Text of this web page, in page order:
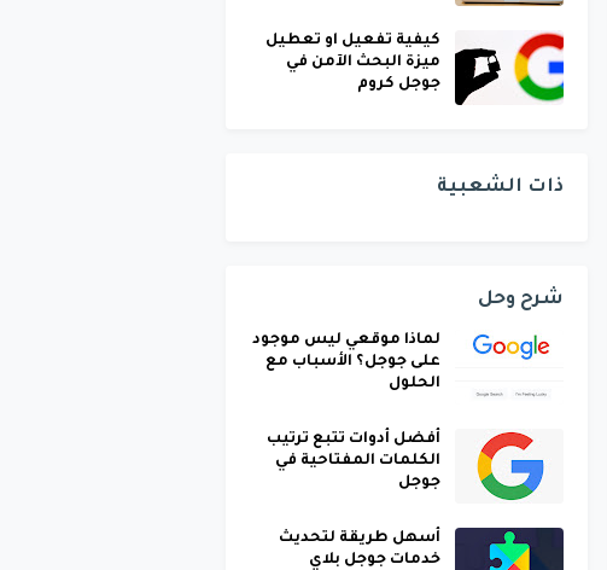
كيفية تفعيل او تعطيل
ميزة البحث الآمن في
جوجل كروم
ذات الشعبية
شرح وحل
لماذا موقعي ليس موجود
على جوجل؟ الأسباب مع
الحلول
أفضل أدوات تتبع ترتيب
الكلمات المفتاحية في
جوجل
أسهل طريقة لتحديث
خدمات جوجل بلاي